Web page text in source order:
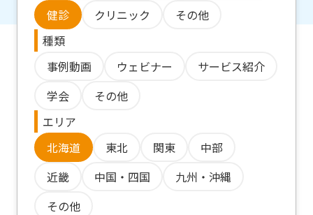
健診
クリニック
その他
種類
事例動画
ウェビナー
サービス紹介
学会
その他
エリア
北海道
東北 関東
中部
近畿
中国・四国
九州・沖縄
その他